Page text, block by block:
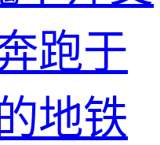
跑于
地铁